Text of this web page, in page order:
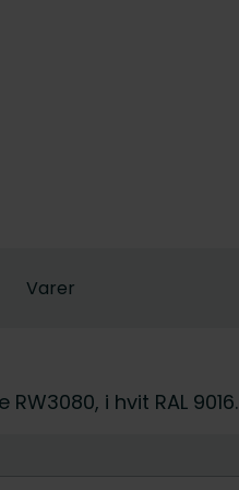
Varer
i hvit RAL 9016.